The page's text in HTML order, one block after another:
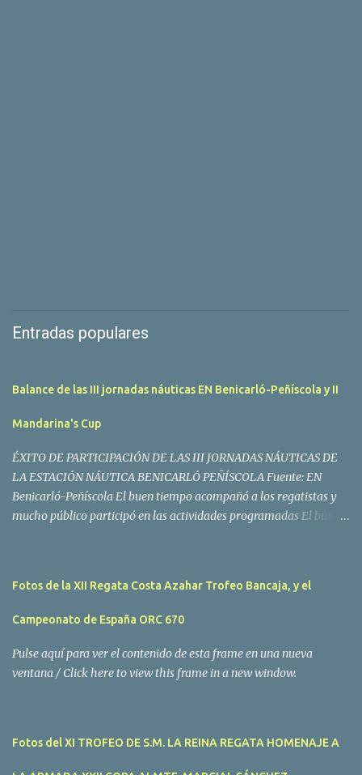
Entradas populares
Balance de las III jornadas náuticas EN Benicarló-Peñíscola y II
Mandarina's Cup
ÉXITO DE PARTICIPACIÓN DE LAS III JORNADAS NÁUTICAS DE
LA ESTACIÓN NÁUTICA BENICARLÓ PEÑÍSCOLA Fuente: EN
Benicarló-Peñíscola El buen tiempo acompañó a los regatistas y
mucho público participó en las actividades programadas El buen
embarcación Garví, un Malbec 240 del armador José Mª Villes fue
la merecida vencedora de la prueba, en la que tomaron parte un
Mangicú, seguida de Marina Benicarló y Hepta. La Clase B fue
para Garví, Vogamari Nou y Xé qué Café, mientras que en Clase C
general. Actividades públicas y gratuitas La II Mandari...
Fotos de la XII Regata Costa Azahar Trofeo Bancaja, y el
Campeonato de España ORC 670
Pulse aquí para ver el contenido de esta frame en una nueva
ventana / Click here to view this frame in a new window.
Fotos del XI TROFEO DE S.M. LA REINA REGATA HOMENAJE A